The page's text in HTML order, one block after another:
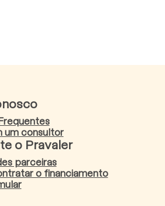
um consultor
o Pravaler
parceiras
o financiamento